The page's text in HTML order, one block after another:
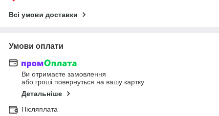
Всі умови доставки
Умови оплати
Ви отримаєте замовлення
або гроші повернуться на вашу картку
Детальніше
Післяплата